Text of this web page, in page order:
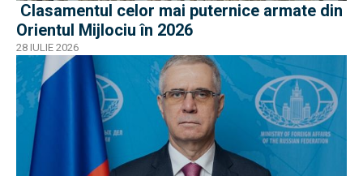
Clasamentul celor mai puternice armate din
Orientul Mijlociu în 2026
28 IULIE 2026